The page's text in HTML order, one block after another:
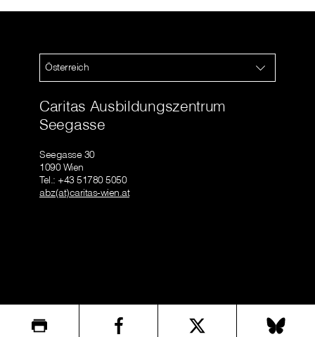
Österreich
Caritas Ausbildungszentrum
Seegasse
Seegasse 30
1090 Wien
Tel.: +43 51780 5050
abz(at)caritas-wien.at